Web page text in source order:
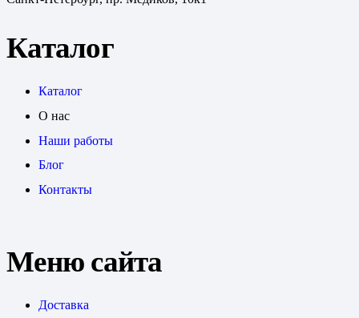
Каталог
Каталог
О нас
Наши работы
Блог
Контакты
Меню сайта
Доставка